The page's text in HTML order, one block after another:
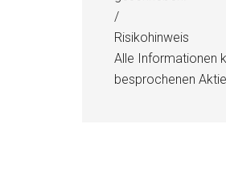
/
Risikohinweis
Alle Informationen
besprochenen